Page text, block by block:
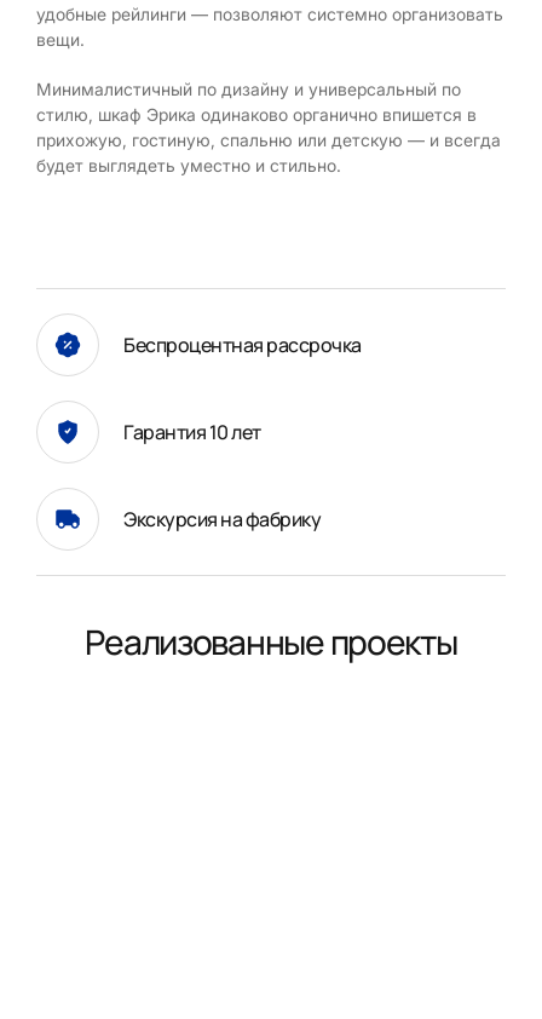
удобные рейлинги — позволяют системно организовать
вещи.
Минималистичный по дизайну и универсальный по
стилю, шкаф Эрика одинаково органично впишется в
прихожую, гостиную, спальню или детскую — и всегда
будет выглядеть уместно и стильно.
Беспроцентная рассрочка
Гарантия 10 лет
Экскурсия на фабрику
Реализованные проекты